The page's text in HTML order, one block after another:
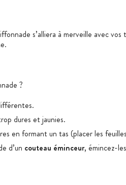
s’alliera à merveille avec
?
dures et jaunies.
en formant un tas (placer les
d’un couteau éminceur, émincez-